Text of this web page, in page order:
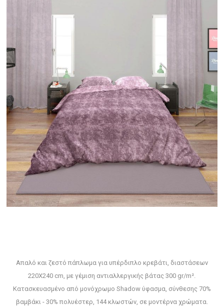
Απαλό και ζεστό πάπλωμα για υπέρδιπλο κρεβάτι, διαστάσεων
220X240 cm, με γέμιση αντιαλλεργικής βάτας 300 gr/m².
Κατασκευασμένo από μονόχρωμο Shadow ύφασμα, σύνθεσης 70%
βαμβάκι - 30% πολυέστερ, 144 κλωστών, σε μοντέρνα χρώματα.